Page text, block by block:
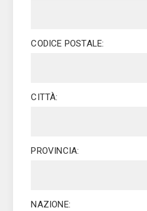
CODICE POSTALE:
CITTÀ:
PROVINCIA:
NAZIONE: